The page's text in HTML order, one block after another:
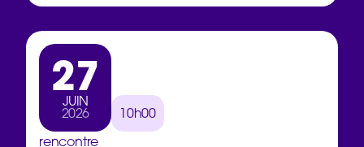
27
JUIN
2026
10h00
rencontre